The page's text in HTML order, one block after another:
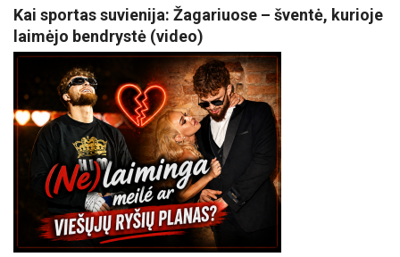
Kai sportas suvienija: Žagariuose – šventė, kurioje
laimėjo bendrystė (video)